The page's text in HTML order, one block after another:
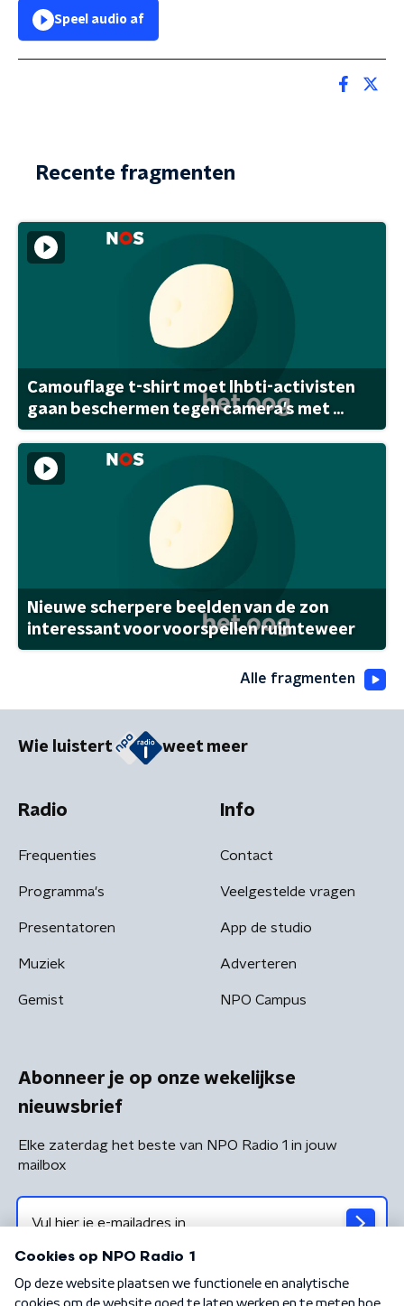
Speel audio af
Recente fragmenten
Camouflage t-shirt moet lhbti-activisten
gaan beschermen tegen camera's met ...
Nieuwe scherpere beelden van de zon
interessant voor voorspellen ruimteweer
Alle fragmenten
Wie luistert weet meer
Radio
Frequenties
Programma's
Presentatoren
Muziek
Gemist
Info
Contact
Veelgestelde vragen
App de studio
Adverteren
NPO Campus
Abonneer je op onze wekelijkse
nieuwsbrief
Elke zaterdag het beste van NPO Radio 1 in jouw
mailbox